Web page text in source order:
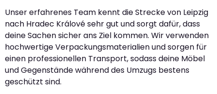
Unser erfahrenes Team kennt die Strecke von Leipzig
nach Hradec Králové sehr gut und sorgt dafür, dass
deine Sachen sicher ans Ziel kommen. Wir verwenden
hochwertige Verpackungsmaterialien und sorgen für
einen professionellen Transport, sodass deine Möbel
und Gegenstände während des Umzugs bestens
geschützt sind.